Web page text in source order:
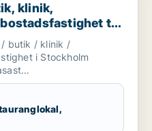
klinik,
till
Kungsholmen
/ butik / klinik /
i Stockholm